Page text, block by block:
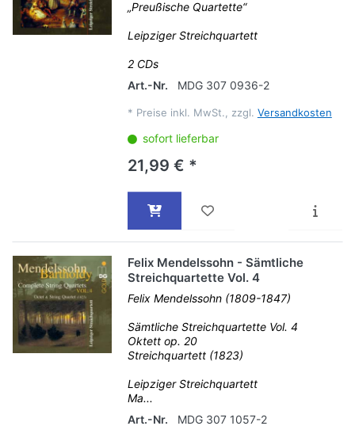
„Preußische Quartette“
Leipziger Streichquartett
2 CDs
Art.-Nr.
MDG 307 0936-2
* Preise inkl. MwSt., zzgl. Versandkosten
sofort lieferbar
21,99 € *
Felix Mendelssohn - Sämtliche
Streichquartette Vol. 4
Felix Mendelssohn (1809-1847)
Sämtliche Streichquartette Vol. 4
Oktett op. 20
Streichquartett (1823)
Leipziger Streichquartett
Ma...
Art.-Nr.
MDG 307 1057-2